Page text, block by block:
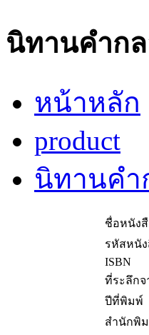
นิทานคำกล
หน้าหลัก
product
นิทานคำ
ชื่อหนัง
รหัสหนั
ISBN
ที่ระลึกจ
ปีที่พิมพ์
สำนักพิ